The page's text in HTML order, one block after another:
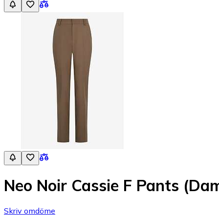
Neo Noir Cassie F Pants
Skriv omdöme